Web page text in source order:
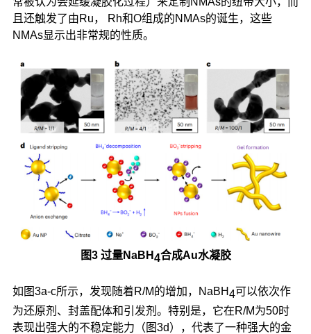
且还触发了由Ru， Rh和O组成的NMAs的诞生，这些
NMAs显示出非常规的性质。
图3 过量NaBH4合成Au水凝胶
如图3a-c所示，发现随着R/M的增加，NaBH4可以依次作
为还原剂、封盖配体和引发剂。特别是，它在R/M为50时
表现出强大的不稳定能力（图3d），代表了一种强大的金